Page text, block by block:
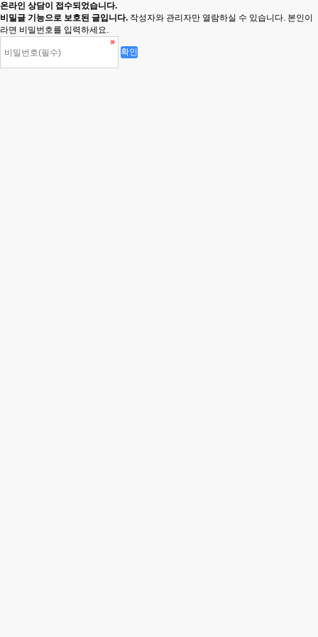
온라인 상담이 접수되었습니다.
비밀글 기능으로 보호된 글입니다. 작성자와 관리자만 열람하실 수 있습니다. 본인이
라면 비밀번호를 입력하세요.